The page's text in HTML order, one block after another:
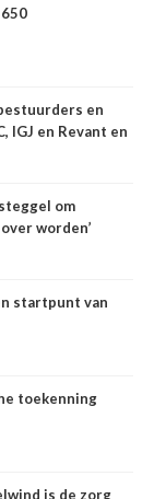
en
IGJ en Revant en
om
worden’
startpunt van
toekenning
is de zorg